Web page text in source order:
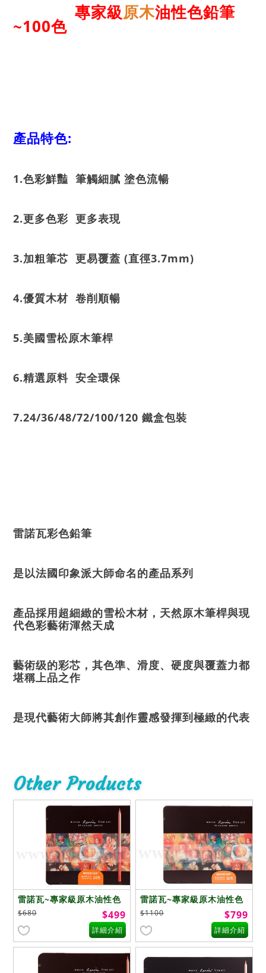
專家級原木油性色鉛筆
~100色
產品特色:
1.色彩鮮豔 筆觸細膩 塗色流暢
2.更多色彩 更多表現
3.加粗筆芯 更易覆蓋 (直徑3.7mm)
4.優質木材 卷削順暢
5.美國雪松原木筆桿
6.精選原料 安全環保
7.24/36/48/72/100/120 鐵盒包裝
雷諾瓦彩色鉛筆
是以法國印象派大師命名的產品系列
產品採用超細緻的雪松木材，天然原木筆桿與現
代色彩藝術渾然天成
藝術级的彩芯，其色準、滑度、硬度與覆蓋力都
堪稱上品之作
是現代藝術大師將其創作靈感發揮到極緻的代表
Other Products
雷諾瓦~專家級原木油性色
鉛筆~24色
$680 $499
詳細介紹
雷諾瓦~專家級原木油性色
鉛筆~36色
$1100 $799
詳細介紹